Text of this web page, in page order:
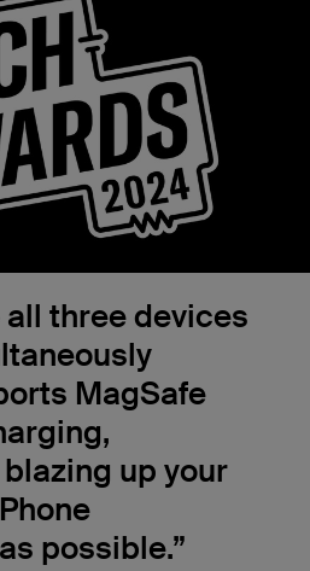
all three devices
MagSafe
up your
possible.”